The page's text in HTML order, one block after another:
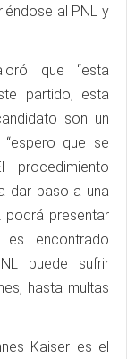
al PNL y
que “esta
partido, esta
son un
que se
procedimiento
dar paso a una
podrá presentar
es encontrado
puede sufrir
hasta multas
Kaiser es el